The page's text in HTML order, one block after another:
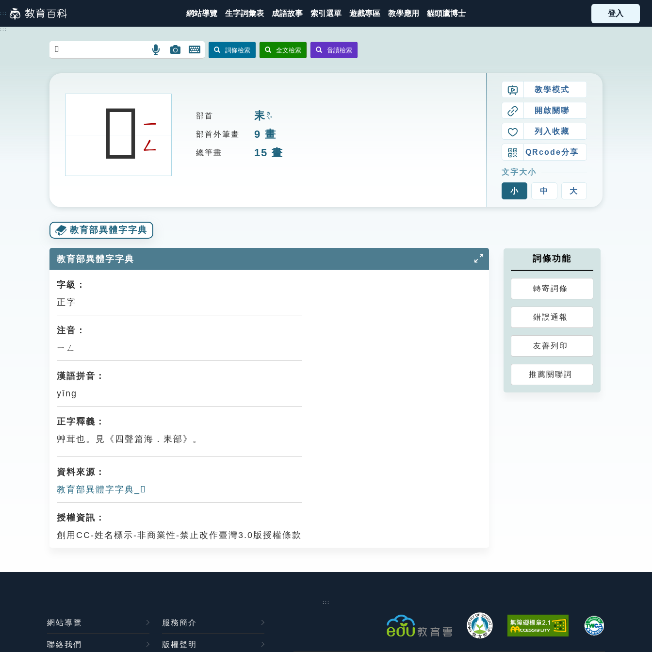
到
主
::: 網站導覽 生字詞彙表 成語故事 索引選單 遊戲專區 教學應用 貓頭鷹博士 登入
:::
語
搜
圖
圖
搜
開
鍵
詞條檢索 全文檢索 音讀檢索
𦔃ㄧ
ㄥ
部首 耒ㄌㄟˇ
部首外筆畫 9 畫
總筆畫 15 畫
教學模式
開啟關聯
列入收藏
QRcode分享
文字大小
小 中 大
教育部異體字字典
教育部異體字字典
字級：
正字
注音：
ㄧㄥ
漢語拼音：
yīng
正字釋義：
艸茸也。見《四聲篇海．耒部》。
資料來源：
教育部異體字字典_𦔃
授權資訊：
創用CC-姓名標示-非商業性-禁止改作臺灣3.0版授權條款
詞條功能
轉寄詞條
錯誤通報
友善列印
推薦關聯詞
:::
網站導覽 服務簡介
聯絡我們 版權聲明